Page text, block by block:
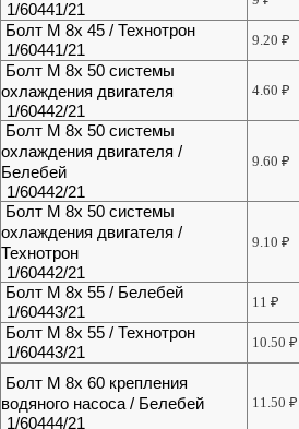
1/60441/21
Болт М 8х 45 / Технотрон
1/60441/21
9.20₽
Болт М 8х 50 системы
охлаждения двигателя
1/60442/21
4.60₽
Болт М 8х 50 системы
охлаждения двигателя /
Белебей
1/60442/21
9.60₽
Болт М 8х 50 системы
охлаждения двигателя /
Технотрон
1/60442/21
9.10₽
Болт М 8х 55 / Белебей
1/60443/21
11₽
Болт М 8х 55 / Технотрон
1/60443/21
10.50₽
Болт М 8х 60 крепления
водяного насоса / Белебей
1/60444/21
11.50₽